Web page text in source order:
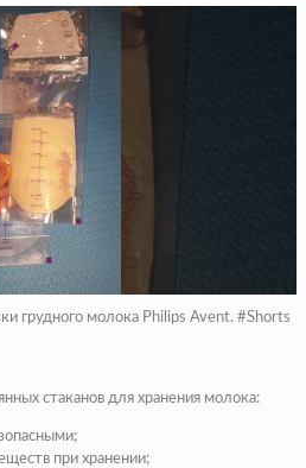
грудного молока Philips Avent. #Shorts
стаканов для хранения молока:
при хранении;